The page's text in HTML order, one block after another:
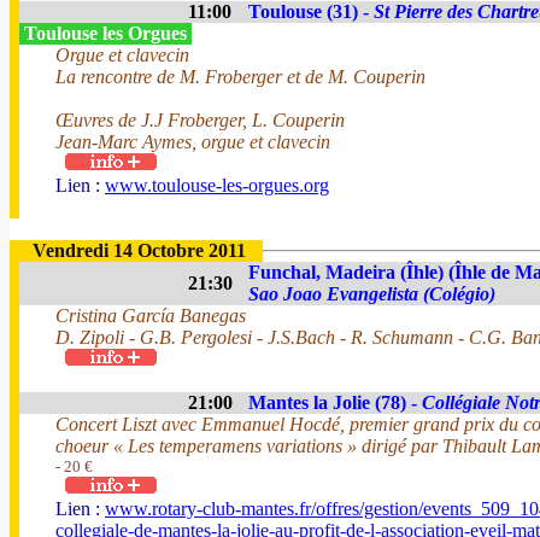
11:00 Toulouse (31) - St Pierre des
Toulouse les Orgues
Orgue et clavecin
La rencontre de M. Froberger et de M. Couperin
Œuvres de J.J Froberger, L. Couperin
Jean-Marc Aymes, orgue et clavecin
Lien : www.toulouse-les-orgues.org
Vendredi 14 Octobre 2011
21:30
Funchal, Madeira (Îhle) (Îhle de
Sao Joao Evangelista (Colégio)
Cristina García Banegas
D. Zipoli - G.B. Pergolesi - J.S.Bach - R. Schumann - C.G.
21:00 Mantes la Jolie (78) - Collégiale
Concert Liszt avec Emmanuel Hocdé, premier grand prix du
choeur « Les temperamens variations » dirigé par Thibault
- 20 €
Lien : www.rotary-club-mantes.fr/offres/gestion/
collegiale-de-mantes-la-jolie-au-profit-de-l-association-eveil-